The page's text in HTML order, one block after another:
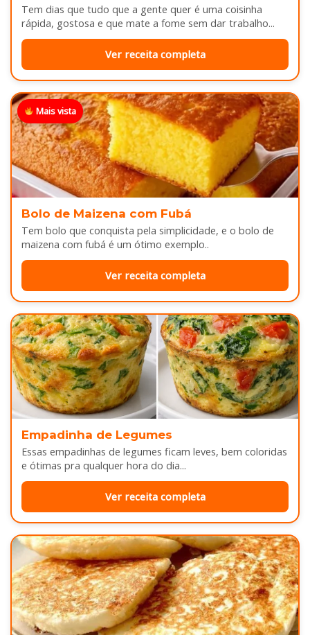
Tem dias que tudo que a gente quer é uma coisinha
rápida, gostosa e que mate a fome sem dar trabalho...
Ver receita completa
Mais vista
Bolo de Maizena com Fubá
Tem bolo que conquista pela simplicidade, e o bolo de
maizena com fubá é um ótimo exemplo..
Ver receita completa
Empadinha de Legumes
Essas empadinhas de legumes ficam leves, bem coloridas
e ótimas pra qualquer hora do dia...
Ver receita completa